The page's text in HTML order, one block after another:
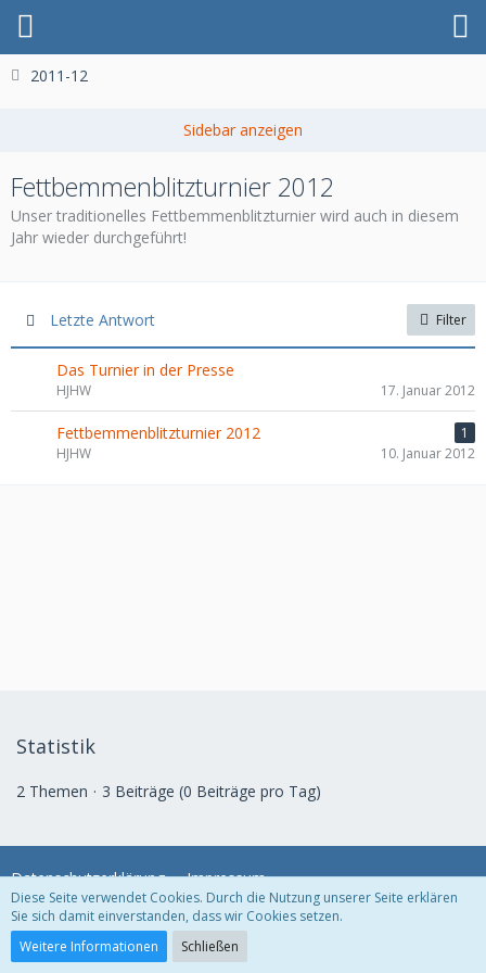
2011-12
Fettbemmenblitzturnier 2012
Unser traditionelles Fettbemmenblitzturnier wird auch in diesem
Jahr wieder durchgeführt!
Letzte Antwort Filter
Das Turnier in der Presse
HJHW 17. Januar 2012
Fettbemmenblitzturnier 2012
1
HJHW
10. Januar 2012
Statistik
2 Themen 3 Beiträge (0 Beiträge pro Tag)
Datenschutzerklärung Impressum
Community-Software:
Diese Seite verwendet Cookies. Durch die Nutzung unserer Seite erklären
Sie sich damit einverstanden, dass wir Cookies setzen.
Weitere Informationen
Schließen